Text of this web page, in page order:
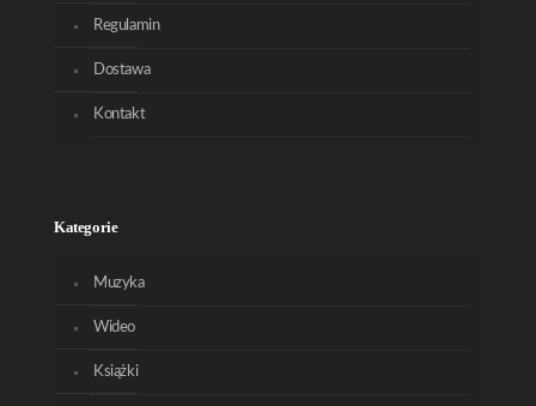
Regulamin
Dostawa
Kontakt
Kategorie
Muzyka
Wideo
Książki